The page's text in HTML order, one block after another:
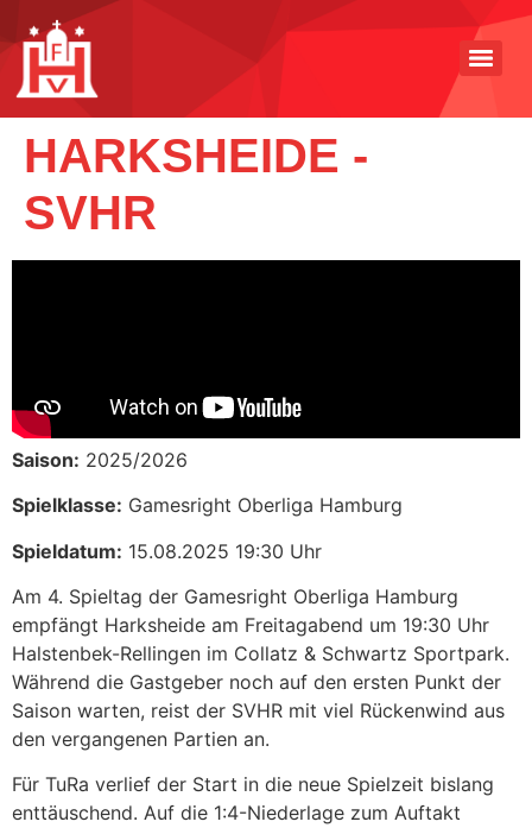
HARKSHEIDE -
SVHR
Saison: 2025/2026
Spielklasse: Gamesright Oberliga Hamburg
Spieldatum: 15.08.2025 19:30 Uhr
Am 4. Spieltag der Gamesright Oberliga Hamburg
empfängt Harksheide am Freitagabend um 19:30 Uhr
Halstenbek-Rellingen im Collatz & Schwartz Sportpark.
Während die Gastgeber noch auf den ersten Punkt der
Saison warten, reist der SVHR mit viel Rückenwind aus
den vergangenen Partien an.
Für TuRa verlief der Start in die neue Spielzeit bislang
enttäuschend. Auf die 1:4-Niederlage zum Auftakt